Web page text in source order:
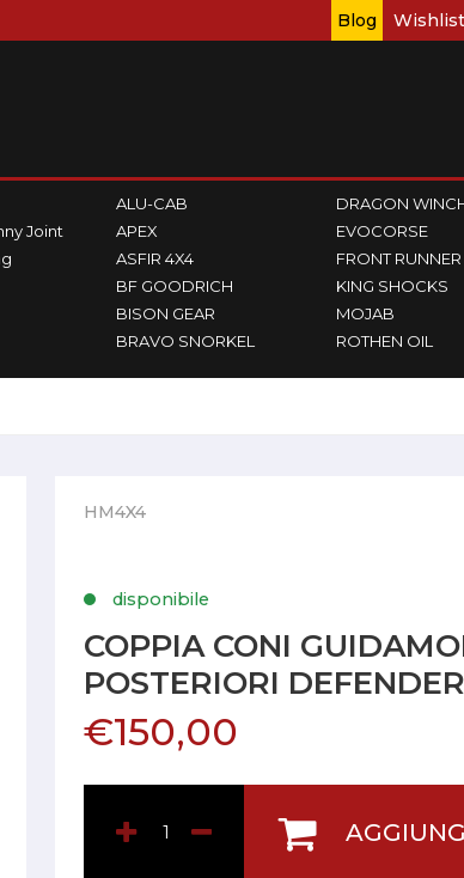
Blog Wishlist
Joint
ALU-CAB
APEX
ASFIR 4X4
BF GOODRICH
BISON GEAR
BRAVO SNORKEL
DRAGON
EVOCORSE
FRONT RUNNER
KING SHOCKS
MOJAB
ROTHEN OIL
HM4X4
disponibile
COPPIA CONI
POSTERIORI
€150,00